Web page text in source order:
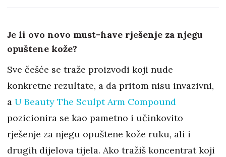
Je li ovo novo must-have rješenje za njegu
opuštene kože?
Sve češće se traže proizvodi koji nude
konkretne rezultate, a da pritom nisu invazivni,
a U Beauty The Sculpt Arm Compound
pozicionira se kao pametno i učinkovito
rješenje za njegu opuštene kože ruku, ali i
drugih dijelova tijela. Ako tražiš koncentrat koji